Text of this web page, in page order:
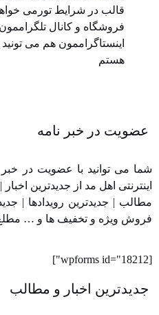
قالب در شرایط تورمی
فروشگاه⁠⁠ و ⁠⁠کانال
اینستاگراممون⁠⁠ هم می
هستم
عضویت در خبر نامه
شما می توانید با عضویت در
اینترنتی اهل مد از جدیدترین
مطالب | جدیدترین رویدادها |
فروش ویژه و تخفیف ها و …
[wpforms id="18212"]
جدیدترین اخبار و مطالب